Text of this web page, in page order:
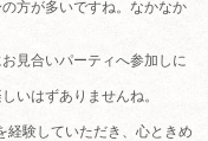
方が多いですね。なかなか
見合いパーティへ参加しに
いはずありませんね。
経験していただき、心ときめ